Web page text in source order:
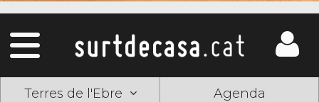
Terres de l'Ebre Agenda